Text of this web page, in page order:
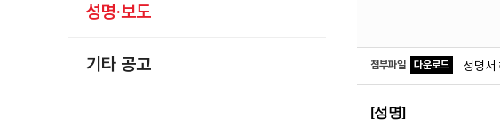
성명·보도
기타 공고 첨부파일 다운로드 성명서
[성명]